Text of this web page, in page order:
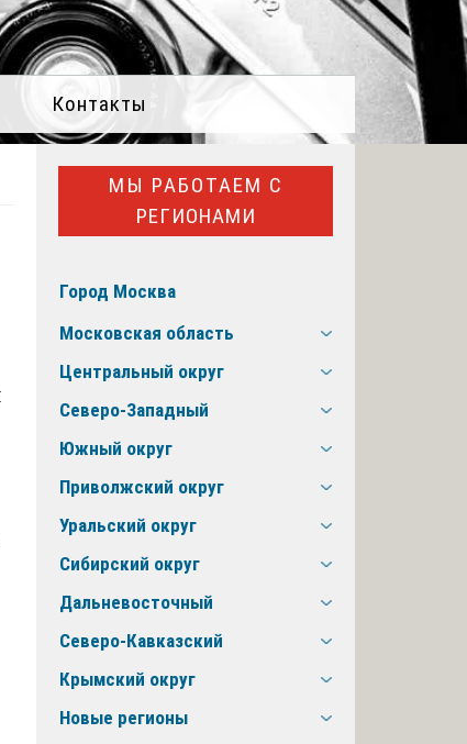
Контакты
МЫ РАБОТАЕМ С
РЕГИОНАМИ
Город Москва
Московская область
Центральный округ
Северо-Западный
Южный округ
Приволжский округ
Уральский округ
Сибирский округ
Дальневосточный
Северо-Кавказский
Крымский округ
Новые регионы